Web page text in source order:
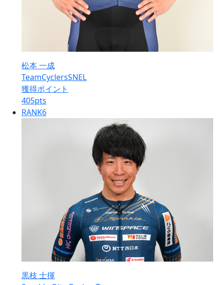
松本 一成
TeamCyclersSNEL
獲得ポイント
405pts
RANK6
黒枝 士揮